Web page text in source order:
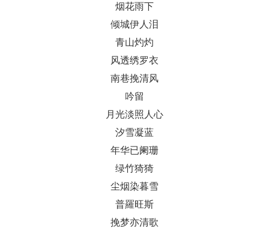
烟花雨下
倾城伊人泪
青山灼灼
风透绣罗衣
南巷挽清风
吟留
月光淡照人心
汐雪凝蓝
年华已阑珊
绿竹猗猗
尘烟染暮雪
普羅旺斯
挽梦亦清歌